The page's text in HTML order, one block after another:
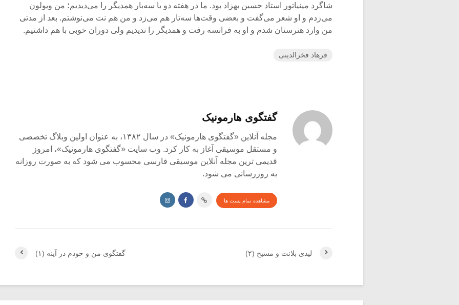
شاگرد مینیاتور استاد حسین بهزاد بود. ما در هفته دو یا سه‌بار همدیگر را می‌دیدیم؛ من ویولون
می‌زدم و او شعر می‌گفت و بعضی وقت‌ها سه‌تار هم می‌زد و من هم نت می‌نوشتم. بعد از مدتی
من وارد هنرستان شدم و او به فرانسه رفت و همدیگر را ندیدیم ولی دوران خوبی با هم داشتیم.
فرهاد فخرالدینی
گفتگوی هارمونیک
مجله آنلاین «گفتگوی هارمونیک» در سال ۱۳۸۲، به عنوان اولین وبلاگ تخصصی
و مستقل موسیقی آغاز به کار کرد. وب سایت «گفتگوی هارمونیک»، امروز
قدیمی ترین مجله آنلاین موسیقی فارسی محسوب می شود که به صورت روزانه
به روزرسانی می شود.
مشاهده تمام پست ها
گفتگوی من و خودم در آینه (۱) لیدی بلانت و مسیح (۲)